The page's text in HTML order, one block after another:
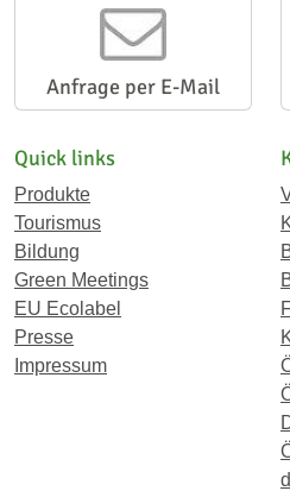
Anfrage per E-Mail
Quick links
Produkte
Tourismus
Bildung
Green Meetings
EU Ecolabel
Presse
Impressum